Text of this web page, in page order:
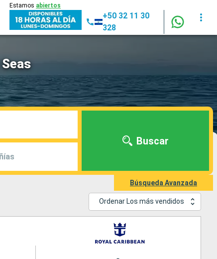
Estamos abiertos
+50 32 11 30
328
Buscar
Búsqueda Avanzada
Ordenar Los más vendidos